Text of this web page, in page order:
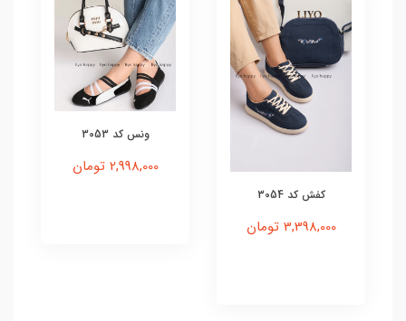
کفش کد 3054
3,398,000 تومان
ونس کد 3053
2,998,000 تومان